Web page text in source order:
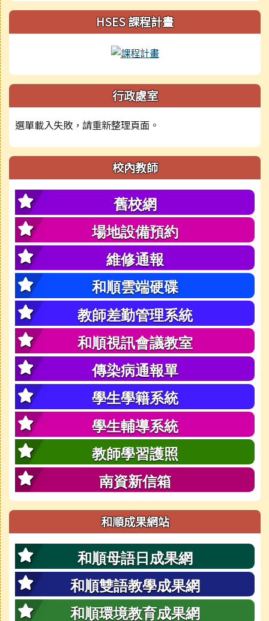
HSES 課程計畫
行政處室
選單載入失敗，請重新整理頁面。
校內教師
舊校網
場地設備預約
維修通報
和順雲端硬碟
教師差勤管理系統
和順視訊會議教室
傳染病通報單
學生學籍系統
學生輔導系統
教師學習護照
南資新信箱
和順成果網站
和順母語日成果網
和順雙語教學成果網
和順環境教育成果網